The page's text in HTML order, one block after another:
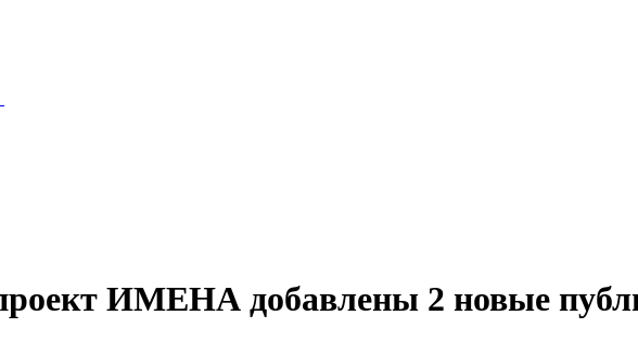
ИМЕНА добавлены 2 новые